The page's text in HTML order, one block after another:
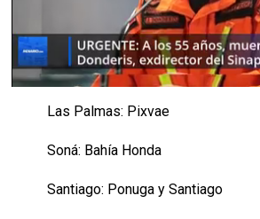
Las Palmas: Pixvae
Soná: Bahía Honda
Santiago: Ponuga y Santiago